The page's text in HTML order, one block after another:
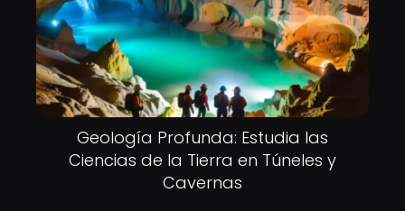
Geología Profunda: Estudia las
Ciencias de la Tierra en Túneles y
Cavernas